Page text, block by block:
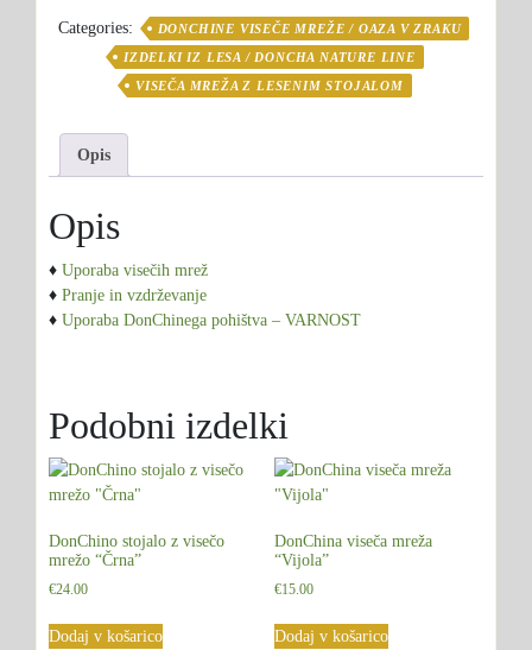
Categories:
DONCHINE VISEČE MREŽE / OAZA V ZRAKU
IZDELKI IZ LESA / DONCHA NATURE LINE
VISEČA MREŽA Z LESENIM STOJALOM
Opis
Opis
♦ Uporaba visečih mrež
♦ Pranje in vzdrževanje
♦ Uporaba DonChinega pohištva – VARNOST
Podobni izdelki
DonChino stojalo z visečo
mrežo “Črna”
€24.00
Dodaj v košarico
DonChina viseča mreža
“Vijola”
€15.00
Dodaj v košarico